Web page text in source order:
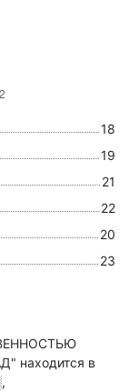
18
19
21
22
20
23
находится в